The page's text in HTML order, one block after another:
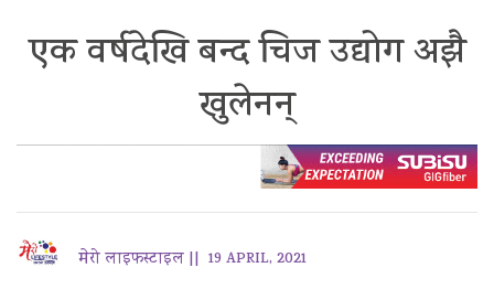
एक वर्षदेखि बन्द चिज उद्योग अझै
खुलेनन्
मेरो लाइफस्टाइल || 19 APRIL, 2021